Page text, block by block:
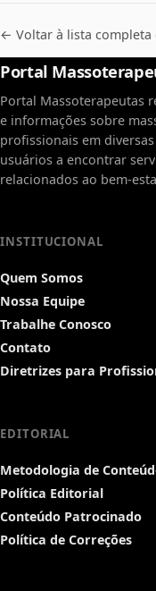
← Voltar à lista completa
Portal
Portal Massoterapeutas
e informações sobre
profissionais em
usuários a encontrar
relacionados ao bem-
INSTITUCIONAL
Quem Somos
Nossa Equipe
Trabalhe Conosco
Contato
Diretrizes para
EDITORIAL
Metodologia de
Política Editorial
Conteúdo Patrocinado
Política de Correções